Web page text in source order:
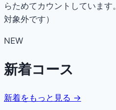
らためてカウントしていま
対象外です）
NEW
新着コース
新着をもっと見る →